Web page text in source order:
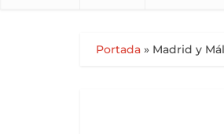
Portada » Madrid y